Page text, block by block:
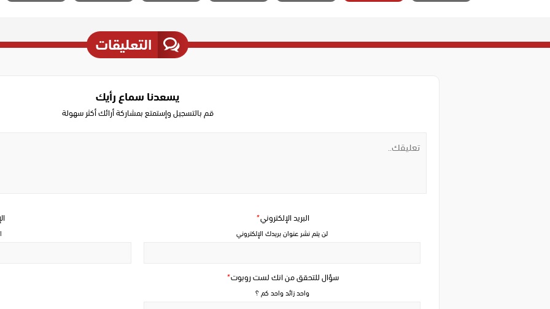
التعليقات
يسعدنا سماع رأيك
قم بالتسجيل وإستمتع بمشاركة أرائك أكثر سهولة
سؤال للتحقق من انك لست روبوت*
واحد زائد واحد كم ؟
البريد الإلكتروني*
لن يتم نشر عنوان بريدك الإلكتروني